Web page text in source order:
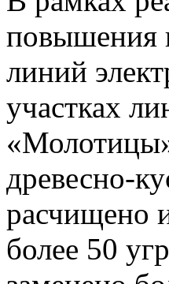
повышения
линий
участках
древесно-
расчищено
более 50